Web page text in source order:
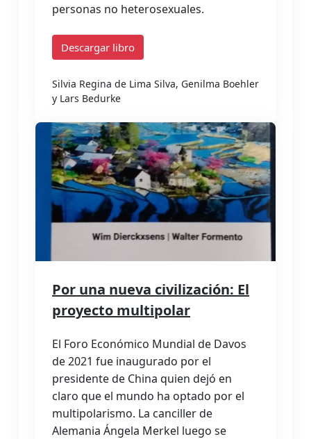
personas no heterosexuales.
Descargar libro
Silvia Regina de Lima Silva, Genilma Boehler
y Lars Bedurke
Por una nueva civilización: El
proyecto multipolar
El Foro Económico Mundial de Davos
de 2021 fue inaugurado por el
presidente de China quien dejó en
claro que el mundo ha optado por el
multipolarismo. La canciller de
Alemania Ángela Merkel luego se